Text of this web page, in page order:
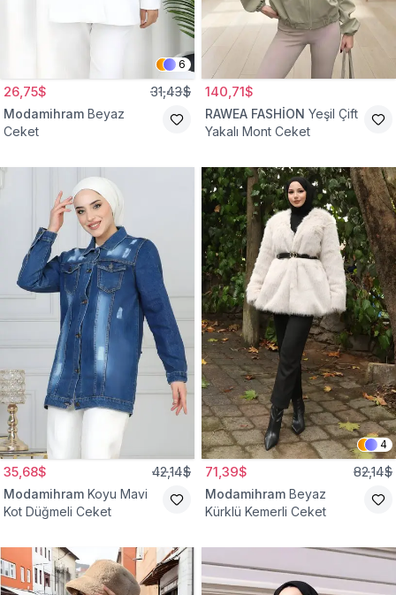
6
26,75$ 31,43$
Modamihram Beyaz
Ceket
140,71$
RAWEA FASHİON Yeşil Çift
Yakalı Mont Ceket
35,68$ 42,14$
Modamihram Koyu Mavi
Kot Düğmeli Ceket
4
71,39$ 82,14$
Modamihram Beyaz
Kürklü Kemerli Ceket